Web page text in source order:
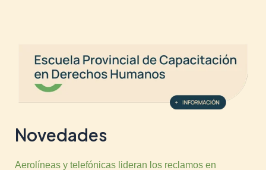
Novedades
Aerolíneas y telefónicas lideran los reclamos en